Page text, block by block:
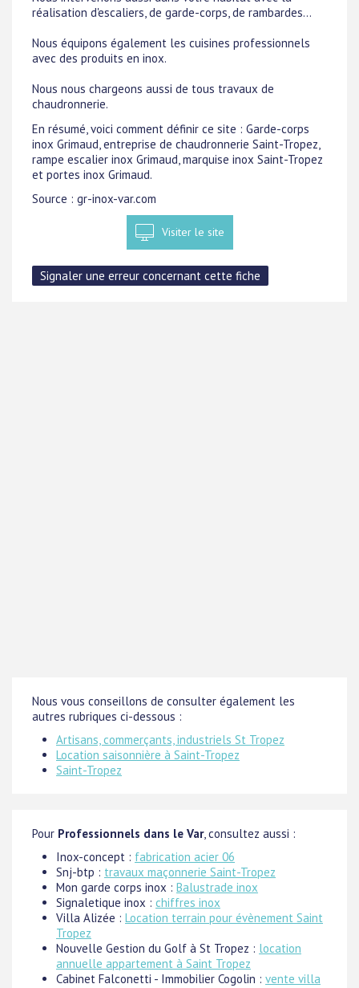
réalisation d'escaliers, de garde-corps, de rambardes...
Nous équipons également les cuisines professionnels
avec des produits en inox.
Nous nous chargeons aussi de tous travaux de
chaudronnerie.
En résumé, voici comment définir ce site : Garde-corps
inox Grimaud, entreprise de chaudronnerie Saint-Tropez,
rampe escalier inox Grimaud, marquise inox Saint-Tropez
et portes inox Grimaud.
Source : gr-inox-var.com
Visiter le site
Nous vous conseillons de consulter également les
autres rubriques ci-dessous :
Artisans, commerçants, industriels St Tropez
Location saisonnière à Saint-Tropez
Saint-Tropez
Pour Professionnels dans le Var, consultez aussi :
Inox-concept : fabrication acier 06
Snj-btp : travaux maçonnerie Saint-Tropez
Mon garde corps inox : Balustrade inox
Signaletique inox : chiffres inox
Villa Alizée : Location terrain pour évènement Saint
Tropez
Nouvelle Gestion du Golf à St Tropez : location
annuelle appartement à Saint Tropez
Cabinet Falconetti - Immobilier Cogolin : vente villa